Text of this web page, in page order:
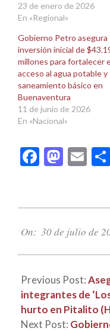
23 de enero de 2026
En «Regional»
Gobierno Petro asegura
inversión inicial de
millones para fortalecer
acceso al agua potable y
saneamiento básico en
Buenaventura
11 de junio de 2026
En «Nacional»
Facebook
07-
On: 30 de julio de
Previous Post:
integrantes de
hurto en Pitalito
Next Post: